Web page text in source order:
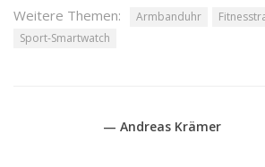
Weitere Themen: Armbanduhr
Sport-Smartwatch
— Andreas Krämer